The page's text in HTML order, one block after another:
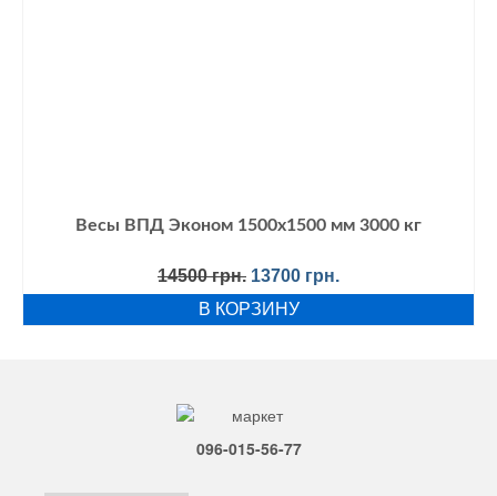
Весы ВПД Эконом 1500х1500 мм 3000 кг
14500грн. Первоначальная
цена
составляла
13700 грн.Текущая
цена:
В КОРЗИНУ
096-015-56-77